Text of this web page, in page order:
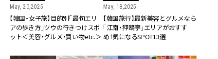
May, 20,2025
【韓国・女子旅】目的別「最旬エリ
アの歩き方」ツウの行きつけスポ
ット＜美容・グルメ・買い物etc.＞
May, 18,2025
【韓国旅行】最新美容とグルメなら
「江南・狎鴎亭」エリアがおすす
め！気になるSPOT13選